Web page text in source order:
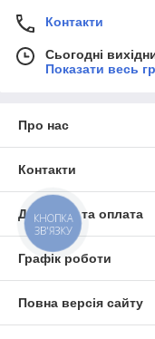
Контакти
Сьогодні
Показати весь
Про нас
Контакти
Доставка та оплата
Графік роботи
Повна версія сайту
КНОПКА
ЗВ'ЯЗКУ